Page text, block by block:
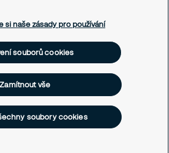
2026
si naše zásady pro používání
souborů cookies
Zamítnout vše
soubory cookies